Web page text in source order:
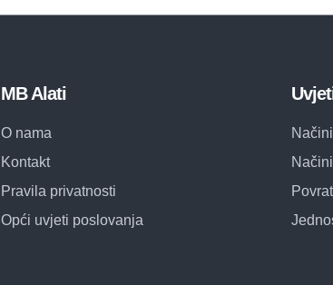
MB Alati
O nama
Kontakt
Pravila privatnosti
Opći uvjeti poslovanja